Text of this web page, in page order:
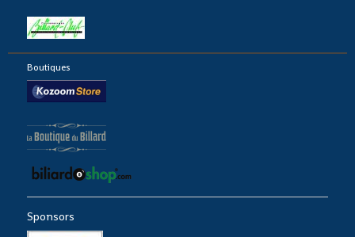
Boutiques
Sponsors